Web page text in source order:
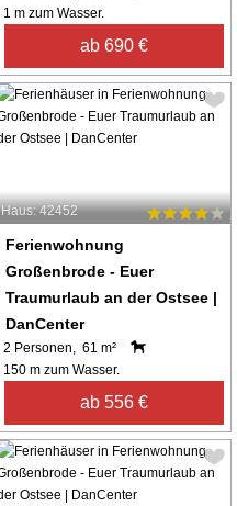
1 m zum Wasser.
ab 690 €
Haus: 42452
Ferienwohnung
Großenbrode - Euer
Traumurlaub an der Ostsee |
DanCenter
2 Personen, 61 m²
150 m zum Wasser.
ab 556 €